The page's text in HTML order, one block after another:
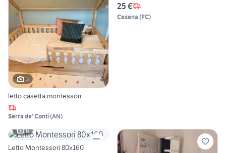
3
letto casetta montessori
Serra de' Conti(AN)
25 €
Cesena (FC)
6
Letto Montessori 80x160